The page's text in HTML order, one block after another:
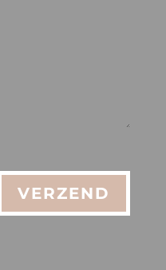
VERZEND